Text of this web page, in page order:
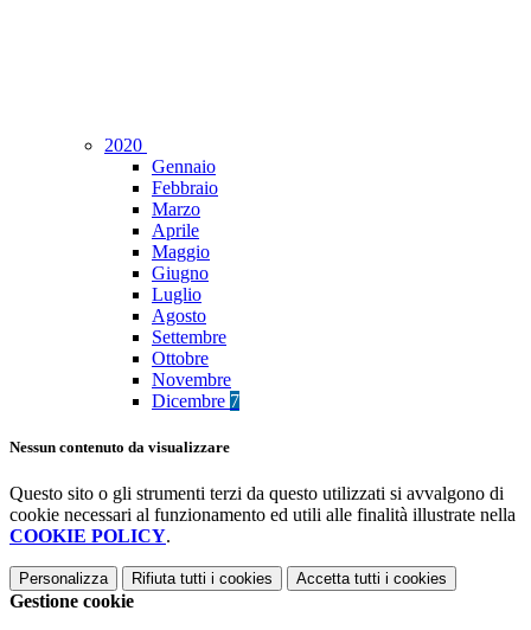
2020
Gennaio
Febbraio
Marzo
Aprile
Maggio
Giugno
Luglio
Agosto
Settembre
Ottobre
Novembre
Dicembre 7
Nessun contenuto da visualizzare
Questo sito o gli strumenti terzi da questo utilizzati si avvalgono di
cookie necessari al funzionamento ed utili alle finalità illustrate nella
COOKIE POLICY.
Personalizza Rifiuta tutti i cookies Accetta tutti i cookies
Gestione cookie